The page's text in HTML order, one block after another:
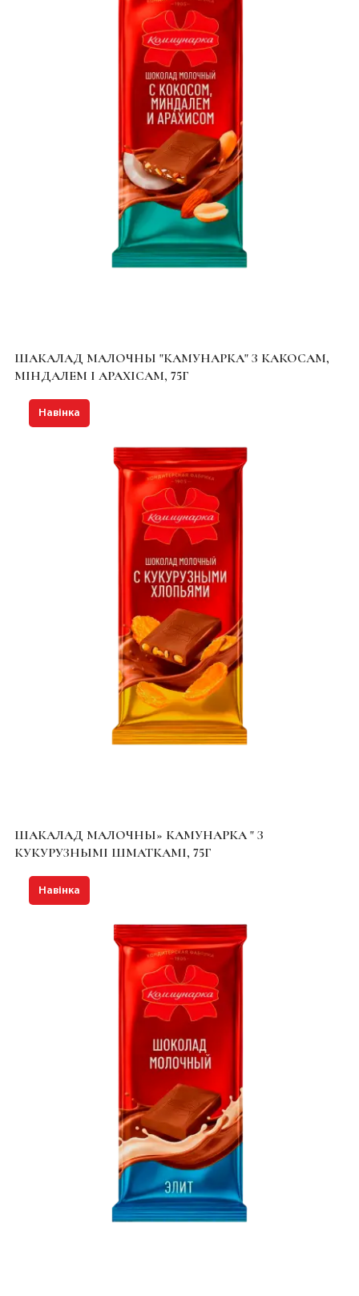
ШАКАЛАД МАЛОЧНЫ "КАМУНАРКА" З КАКОСАМ,
МІНДАЛЕМ І АРАХІСАМ, 75Г
Навінка
ШАКАЛАД МАЛОЧНЫ» КАМУНАРКА " З
КУКУРУЗНЫМІ ШМАТКАМІ, 75Г
Навінка